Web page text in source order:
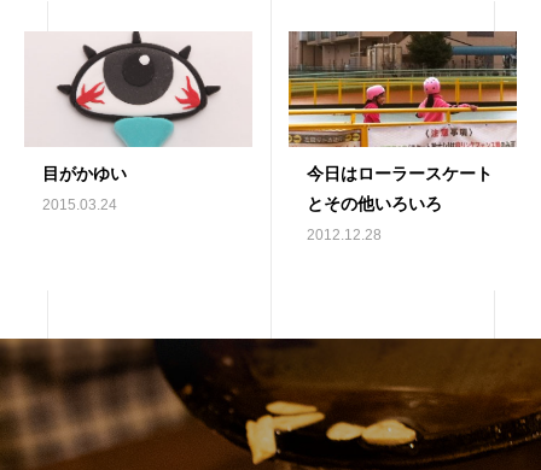
目がかゆい
2015.03.24
今日はローラースケート
とその他いろいろ
2012.12.28